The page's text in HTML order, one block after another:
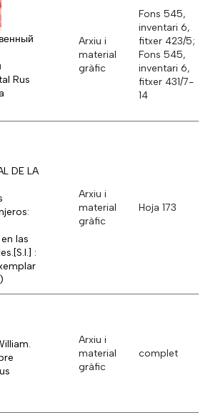
Rus
Arxiu i
material
gràfic
Fons 545,
inventari 6,
fitxer 423/5;
Fons 545,
inventari 6,
fitxer 431/7-
14
DE LA
las
:
Arxiu i
material
gràfic
Hoja 173
Arxiu i
material
gràfic
complet